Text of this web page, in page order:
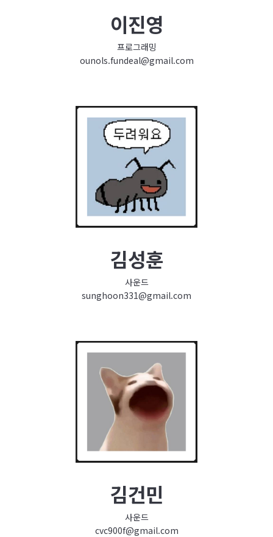
이진영
프로그래밍
ounols.fundeal@gmail.com
김성훈
사운드
sunghoon331@gmail.com
김건민
사운드
cvc900f@gmail.com